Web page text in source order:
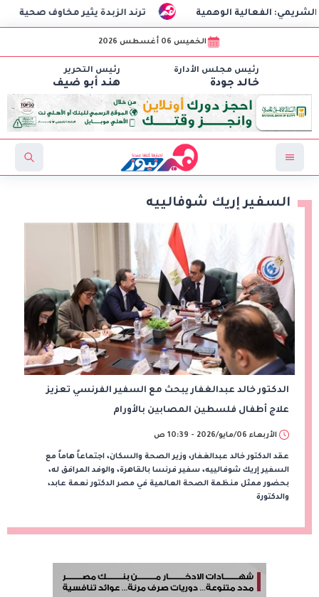
ترند الزبدة يثير مخاوف صحية الوهمية
الخميس 06 أغسطس 2026
رئيس مجلس الأدارة
خالد جودة
رئيس التحرير
هند أبو ضيف
السفير إريك شوفالييه
الدكتور خالد عبدالغفار يبحث مع السفير الفرنسي تعزيز
علاج أطفال فلسطين المصابين بالأورام
الأربعاء 06/مايو/2026 - 10:39 ص
عقد الدكتور خالد عبدالغفار، وزير الصحة والسكان، اجتماعاً هاماً مع
السفير إريك شوفالييه، سفير فرنسا بالقاهرة، والوفد المرافق له،
بحضور ممثل منظمة الصحة العالمية في مصر الدكتور نعمة عابد،
والدكتورة